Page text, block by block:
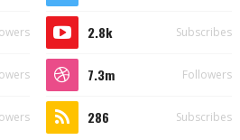
2.8k Subscribes
7.3m Followers
286 Subscribes